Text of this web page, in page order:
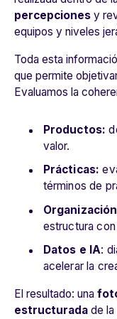
percepciones y
equipos y niveles
Toda esta
que permite
Evaluamos la
Productos:
valor.
Prácticas:
términos de
estructura
Datos e IA:
acelerar la
El resultado: una
estructurada de